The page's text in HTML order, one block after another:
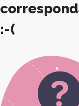
:-(